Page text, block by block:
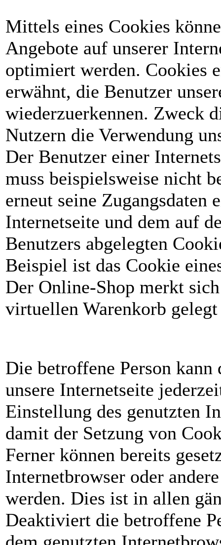
Mittels eines Cookies
Angebote auf unserer
optimiert werden. Cookies
erwähnt, die Benutzer
wiederzuerkennen. Zweck
Nutzern die Verwendung
Der Benutzer einer
muss beispielsweise nicht
erneut seine Zugangsdaten
Internetseite und dem auf
Benutzers abgelegten
Beispiel ist das Cookie
Der Online-Shop merkt
virtuellen Warenkorb
Die betroffene Person
unsere Internetseite
Einstellung des genutzten
damit der Setzung von
Ferner können bereits
Internetbrowser oder
werden. Dies ist in allen
Deaktiviert die betroffene